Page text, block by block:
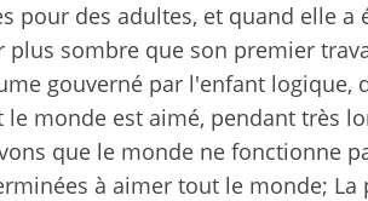
pour des adultes, et quand elle
plus sombre que son premier
gouverné par l'enfant logique,
le monde est aimé, pendant très
que le monde ne fonctionne
à aimer tout le monde;